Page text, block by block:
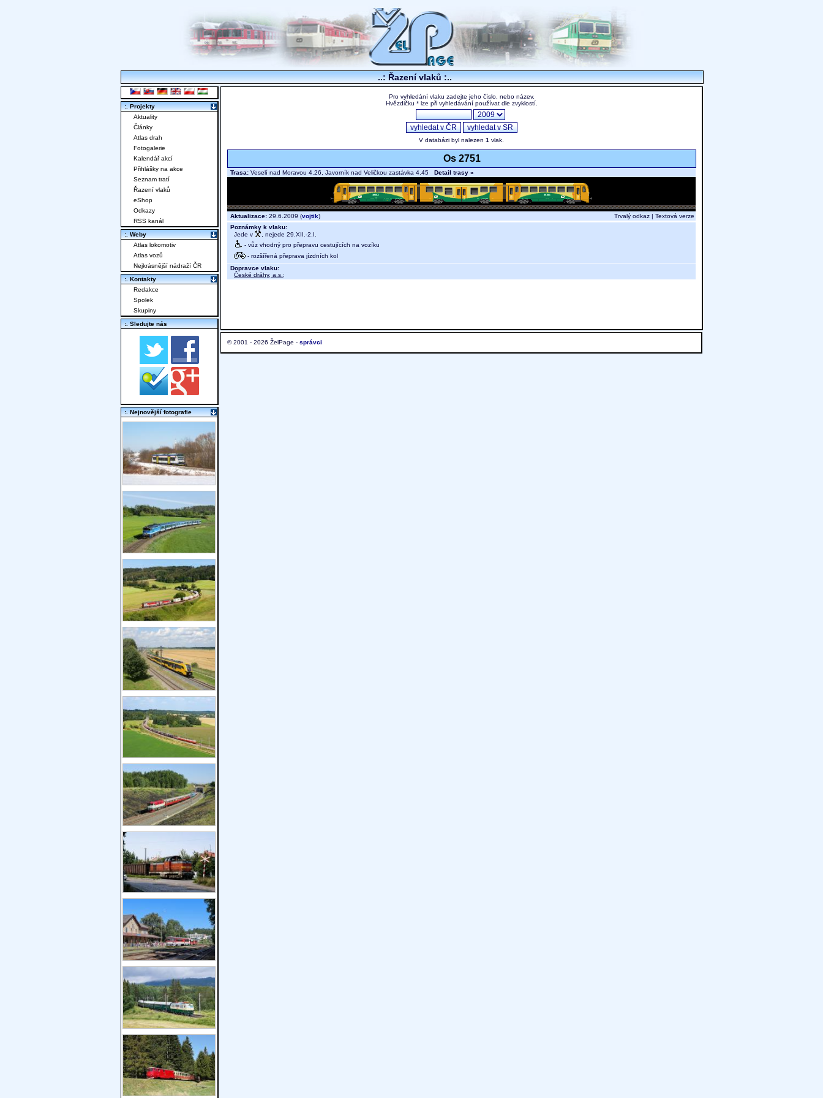
..: Řazení vlaků :..
Pro vyhledání vlaku zadejte jeho číslo, nebo název.
Hvězdičku * lze při vyhledávání používat dle zvyklostí.
V databázi byl nalezen 1 vlak.
Os 2751
Trasa: Veselí nad Moravou 4.26, Javorník nad Veličkou zastávka 4.45 Detail trasy »
Aktualizace: 29.6.2009 (vojtik) Trvalý odkaz | Textová verze
Poznámky k vlaku:
Jede v
, nejede 29.XII.-2.I.
- vůz vhodný pro přepravu cestujících na vozíku
- rozšířená přeprava jízdních kol
Dopravce vlaku:
České dráhy, a.s. ;
© 2001 - 2026 ŽelPage - správci
:. Projekty
Aktuality
Články
Atlas drah
Fotogalerie
Kalendář akcí
Přihlášky na akce
Seznam tratí
Řazení vlaků
eShop
Odkazy
RSS kanál
:. Weby
Atlas lokomotiv
Atlas vozů
Nejkrásnější nádraží ČR
:. Kontakty
Redakce
Spolek
Skupiny
:. Sledujte nás
:. Nejnovější fotografie